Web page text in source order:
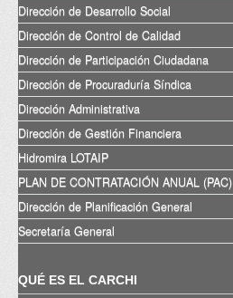
Dirección de Desarrollo Social
Dirección de Control de Calidad
Dirección de Participación Ciudadana
Dirección de Procuraduría Síndica
Dirección Administrativa
Dirección de Gestión Financiera
Hidromira LOTAIP
PLAN DE CONTRATACIÓN ANUAL (PAC)
Dirección de Planificación General
Secretaría General
QUÉ ES EL CARCHI